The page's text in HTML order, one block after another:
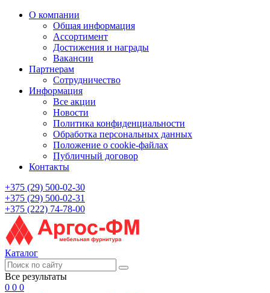
О компании
Общая информация
Ассортимент
Достижения и награды
Вакансии
Партнерам
Сотрудничество
Информация
Все акции
Новости
Политика конфиденциальности
Обработка персональных данных
Положение о cookie-файлах
Публичный договор
Контакты
+375 (29) 500-02-30
+375 (29) 500-02-31
+375 (222) 74-78-00
Каталог
Все результаты
0 0 0